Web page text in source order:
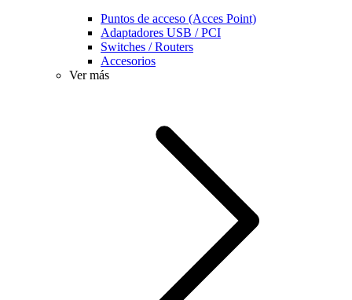
Puntos de acceso (Acces Point)
Adaptadores USB / PCI
Switches / Routers
Accesorios
Ver más